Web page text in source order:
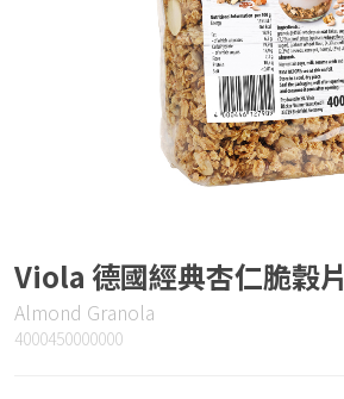
Viola 德國經典杏仁脆穀片
Almond Granola
4000450000000